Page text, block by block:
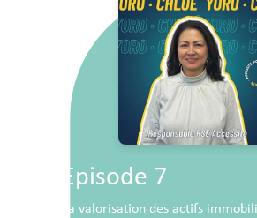
Episode 7
La valorisation des actifs